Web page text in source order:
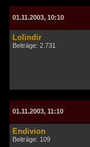
01.11.2003, 10:10
Lolindir
Beiträge: 2.731
01.11.2003, 11:10
Endivion
Beiträge: 109